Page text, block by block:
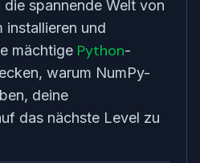
die spannende Welt von
installieren und
mächtige Python-
warum NumPy-
deine
das nächste Level zu